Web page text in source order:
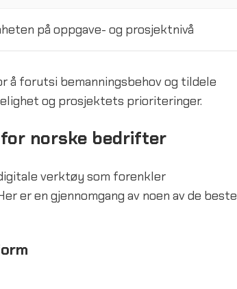
på oppgave- og prosjektnivå
å forutsi bemanningsbehov og tildele
og prosjektets prioriteringer.
norske bedrifter
verktøy som forenkler
er en gjennomgang av noen av de beste